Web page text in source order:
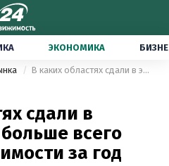
ЭКОНОМИКА
В каких областях сдали в эксплуатацию больше всего жилой недвижимости за год
сдали в
всего
за год